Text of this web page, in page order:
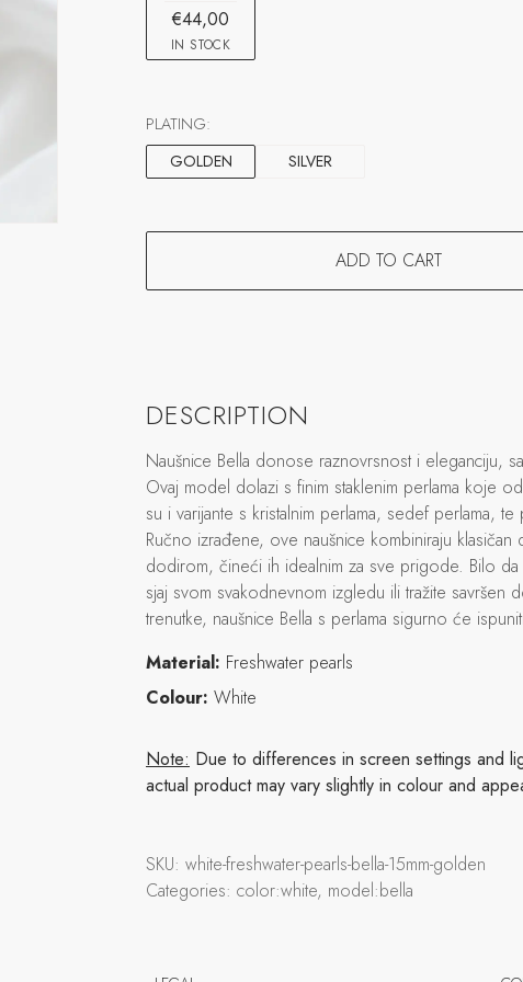
€44,00
IN STOCK
PLATING:
GOLDEN
SILVER
ADD TO CART
DESCRIPTION
Naušnice Bella donose raznovrsnost i eleganciju,
Ovaj model dolazi s finim staklenim perlama koje
su i varijante s kristalnim perlama, sedef perlama,
Ručno izrađene, ove naušnice kombiniraju klasičan
dodirom, čineći ih idealnim za sve prigode. Bilo da
sjaj svom svakodnevnom izgledu ili tražite savršen
trenutke, naušnice Bella s perlama sigurno će
Material: Freshwater pearls
Colour: White
Note: Due to differences in screen settings and
actual product may vary slightly in colour and
SKU: white-freshwater-pearls-bella-15mm-golden
Categories: color:white, model:bella